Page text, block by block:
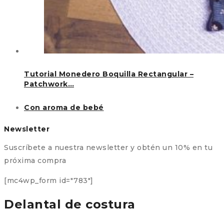
Tutorial Monedero Boquilla Rectangular –
Patchwork…
Con aroma de bebé
Newsletter
Suscríbete a nuestra newsletter y obtén un 10% en tu
próxima compra
[mc4wp_form id="783"]
Delantal de costura